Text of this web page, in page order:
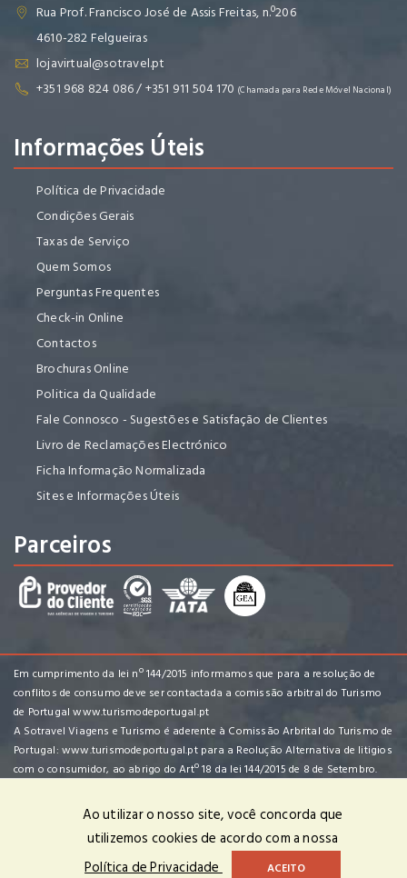
Rua Prof. Francisco José de Assis Freitas, n.º206
4610-282 Felgueiras
lojavirtual@sotravel.pt
+351 968 824 086 / +351 911 504 170 (Chamada para Rede Móvel Nacional)
Informações Úteis
Política de Privacidade
Condições Gerais
Taxas de Serviço
Quem Somos
Perguntas Frequentes
Check-in Online
Contactos
Brochuras Online
Politica da Qualidade
Fale Connosco - Sugestões e Satisfação de Clientes
Livro de Reclamações Electrónico
Ficha Informação Normalizada
Sites e Informações Úteis
Parceiros
Em cumprimento da lei nº 144/2015 informamos que para a resolução de
conflitos de consumo deve ser contactada a comissão arbitral do Turismo
de Portugalwww.turismodeportugal.pt
A Sotravel Viagens e Turismo é aderente à Comissão Arbrital do Turismo de
Portugal:www.turismodeportugal.ptpara a Reolução Alternativa de litigios
com o consumidor, ao abrigo do Artº 18 da lei 144/2015 de 8 de Setembro.
Sotravel - Agência de Viagens e Turismo, Lda | RNAVT n. º 4702 | ©
Ao utilizar o nosso site, você concorda que
utilizemos cookies de acordo com a nossa
Política de Privacidade
ACEITO